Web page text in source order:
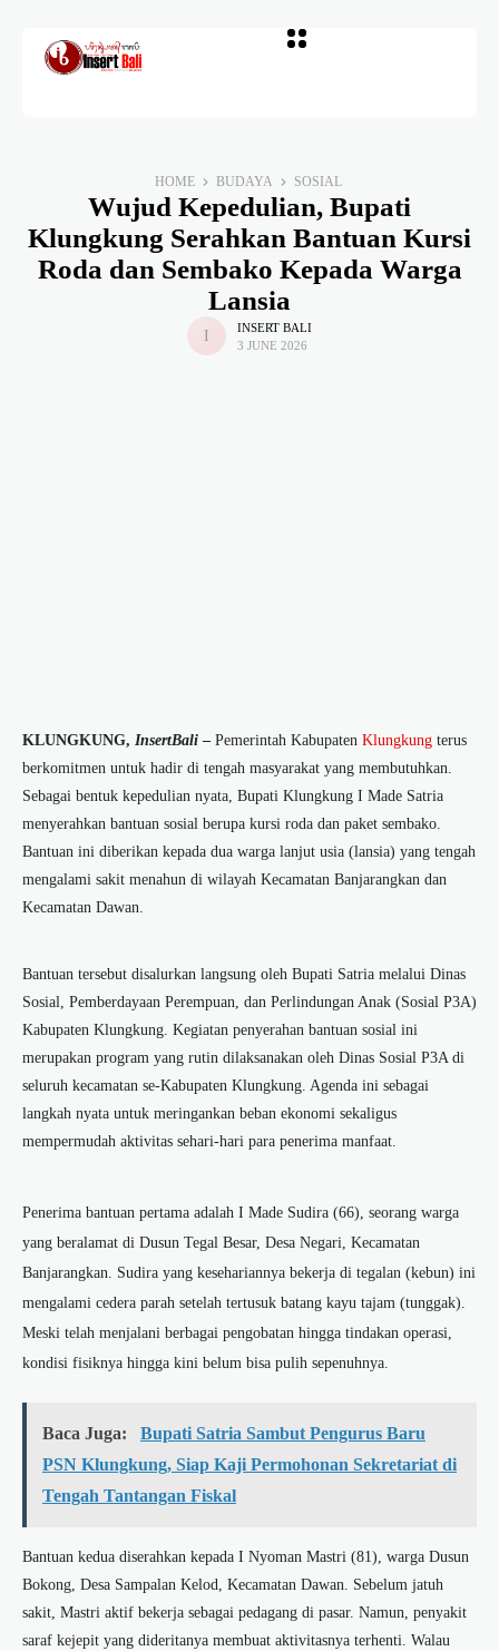
HOME BUDAYA SOSIAL
Wujud Kepedulian, Bupati
Klungkung Serahkan Bantuan Kursi
Roda dan Sembako Kepada Warga
Lansia
INSERT BALI
3 JUNE 2026
KLUNGKUNG, InsertBali – Pemerintah Kabupaten Klungkung terus
berkomitmen untuk hadir di tengah masyarakat yang membutuhkan.
Sebagai bentuk kepedulian nyata, Bupati Klungkung I Made Satria
menyerahkan bantuan sosial berupa kursi roda dan paket sembako.
Bantuan ini diberikan kepada dua warga lanjut usia (lansia) yang tengah
mengalami sakit menahun di wilayah Kecamatan Banjarangkan dan
Kecamatan Dawan.
Bantuan tersebut disalurkan langsung oleh Bupati Satria melalui Dinas
Sosial, Pemberdayaan Perempuan, dan Perlindungan Anak (Sosial P3A)
Kabupaten Klungkung. Kegiatan penyerahan bantuan sosial ini
merupakan program yang rutin dilaksanakan oleh Dinas Sosial P3A di
seluruh kecamatan se-Kabupaten Klungkung. Agenda ini sebagai
langkah nyata untuk meringankan beban ekonomi sekaligus
mempermudah aktivitas sehari-hari para penerima manfaat.
Penerima bantuan pertama adalah I Made Sudira (66), seorang warga
yang beralamat di Dusun Tegal Besar, Desa Negari, Kecamatan
Banjarangkan. Sudira yang kesehariannya bekerja di tegalan (kebun) ini
mengalami cedera parah setelah tertusuk batang kayu tajam (tunggak).
Meski telah menjalani berbagai pengobatan hingga tindakan operasi,
kondisi fisiknya hingga kini belum bisa pulih sepenuhnya.
Baca Juga:
Bupati Satria Sambut Pengurus Baru
PSN Klungkung, Siap Kaji Permohonan Sekretariat di
Tengah Tantangan Fiskal
Bantuan kedua diserahkan kepada I Nyoman Mastri (81), warga Dusun
Bokong, Desa Sampalan Kelod, Kecamatan Dawan. Sebelum jatuh
sakit, Mastri aktif bekerja sebagai pedagang di pasar. Namun, penyakit
saraf kejepit yang dideritanya membuat aktivitasnya terhenti. Walau